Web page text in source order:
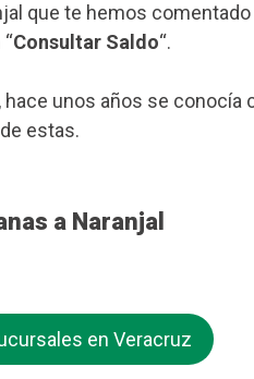
que te hemos
Consultar Saldo“.
unos años se
estas.
a Naranjal
en Veracruz